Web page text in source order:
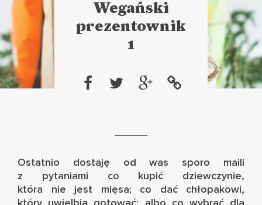
ARTYKUŁY
KSIĄŻKI
KONTAKT
Wegański
prezentownik
1
Ostatnio dostaję od was sporo maili
z pytaniami co kupić dziewczynie,
która nie jest mięsa; co dać chłopakowi,